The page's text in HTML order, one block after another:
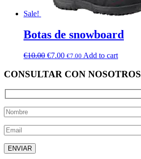
Sale!
Botas de snowboard
€10.00 €7.00 €7.00 Add to cart
CONSULTAR CON NOSOTROS
Deja este campo vacío.